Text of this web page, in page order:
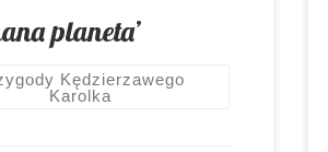
planeta’
Kędzierzawego
Karolka